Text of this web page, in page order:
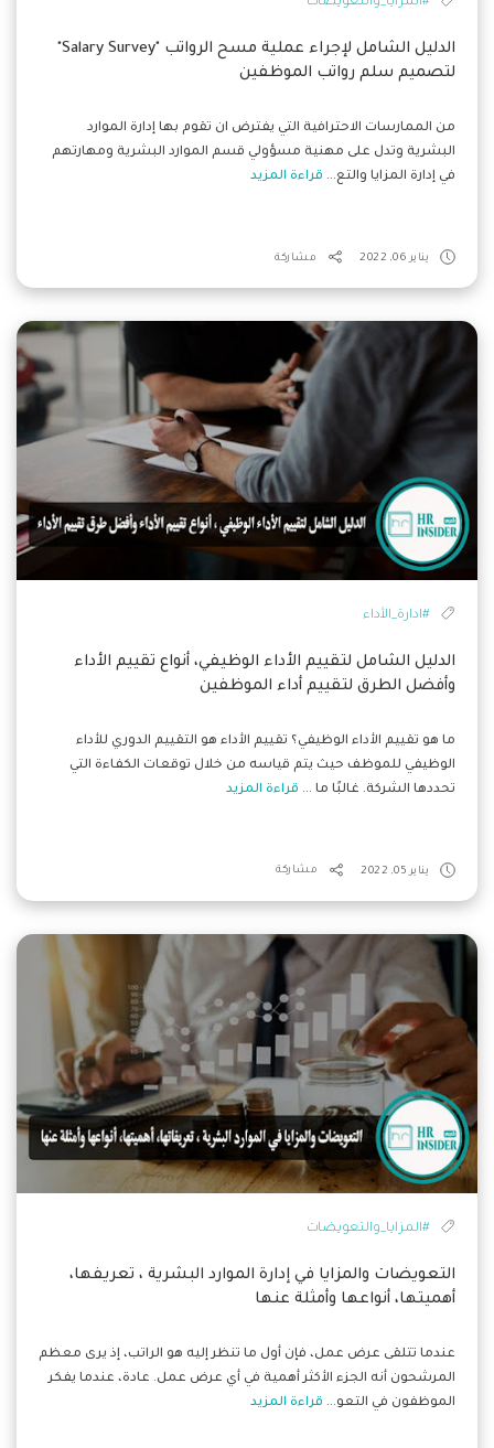
الدليل الشامل لإجراء عملية مسح الرواتب "Salary Survey"
لتصميم سلم رواتب الموظفين
من الممارسات الاحترافية التي يفترض ان تقوم بها إدارة الموارد
البشرية وتدل على مهنية مسؤولي قسم الموارد البشرية ومهارتهم
في إدارة المزايا والتع... قراءة المزيد
يناير 06, 2022 مشاركة
#ادارة_الأداء
الدليل الشامل لتقييم الأداء الوظيفي، أنواع تقييم الأداء
وأفضل الطرق لتقييم أداء الموظفين
ما هو تقييم الأداء الوظيفي؟ تقييم الأداء هو التقييم الدوري للأداء
الوظيفي للموظف حيث يتم قياسه من خلال توقعات الكفاءة التي
تحددها الشركة. غالبًا ما ... قراءة المزيد
يناير 05, 2022 مشاركة
#المزايا_والتعويضات
التعويضات والمزايا في إدارة الموارد البشرية ، تعريفها،
أهميتها، أنواعها وأمثلة عنها
عندما تتلقى عرض عمل، فإن أول ما تنظر إليه هو الراتب، إذ يرى معظم
المرشحون أنه الجزء الأكثر أهمية في أي عرض عمل. عادة، عندما يفكر
الموظفون في التعو... قراءة المزيد